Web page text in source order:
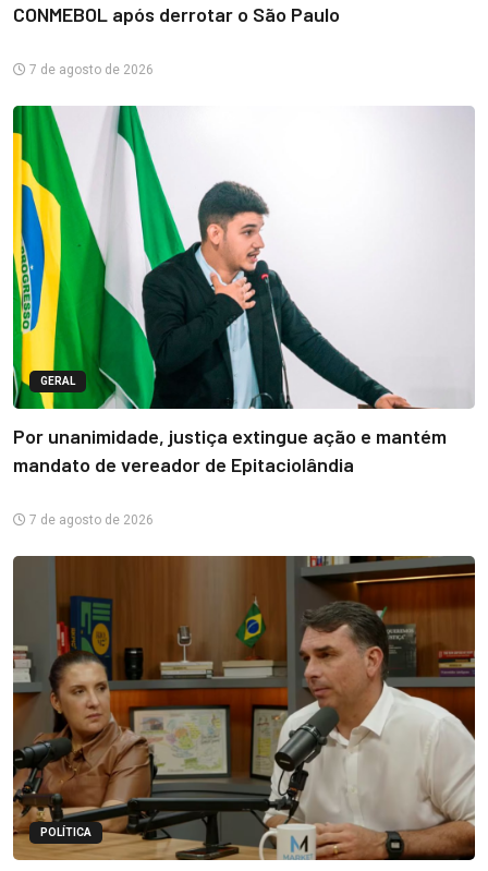
CONMEBOL após derrotar o São Paulo
7 de agosto de 2026
GERAL
Por unanimidade, justiça extingue ação e mantém
mandato de vereador de Epitaciolândia
7 de agosto de 2026
POLÍTICA